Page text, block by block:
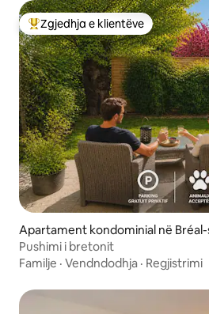
Më të mirat e zgjedhjeve të
Zgjedhja e klientëve
Apartament kondominial në
ort
Pushimi i bretonit
Familje · Vendndodhja · Regjistrimi